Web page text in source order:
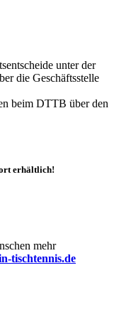
unter der
die Geschäftsstelle
beim DTTB über den
erhältlich!
mehr
tischtennis.de